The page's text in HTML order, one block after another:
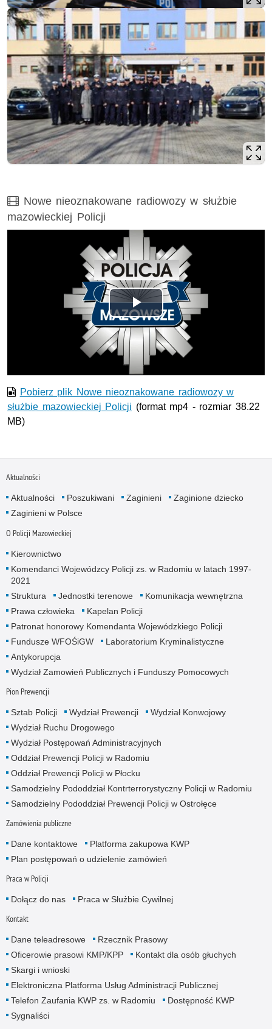
Film
Nowe nieoznakowane radiowozy w służbie
mazowieckiej Policji
Odtwórz
wideo
Pobierz plik Nowe nieoznakowane radiowozy w
służbie mazowieckiej Policji (format mp4 - rozmiar 38.22
MB)
Aktualności
Aktualności Poszukiwani Zaginieni
Zaginione dziecko
Zaginieni w Polsce
O Policji Mazowieckiej
Kierownictwo
Komendanci Wojewódzcy Policji zs. w Radomiu w latach 1997-
2021
Struktura
Jednostki terenowe
Komunikacja wewnętrzna
Prawa człowieka
Kapelan Policji
Patronat honorowy Komendanta Wojewódzkiego Policji
Fundusze WFOŚiGW
Laboratorium Kryminalistyczne
Antykorupcja
Wydział Zamowień Publicznych i Funduszy Pomocowych
Pion Prewencji
Sztab Policji Wydział Prewencji
Wydział Konwojowy
Wydział Ruchu Drogowego
Wydział Postępowań Administracyjnych
Oddział Prewencji Policji w Radomiu
Oddział Prewencji Policji w Płocku
Samodzielny Pododdział Kontrterrorystyczny Policji w Radomiu
Samodzielny Pododdział Prewencji Policji w Ostrołęce
Zamówienia publiczne
Dane kontaktowe
Platforma zakupowa KWP
Plan postępowań o udzielenie zamówień
Praca w Policji
Dołącz do nas Praca w Służbie Cywilnej
Kontakt
Dane teleadresowe
Rzecznik Prasowy
Oficerowie prasowi KMP/KPP
Kontakt dla osób głuchych
Skargi i wnioski
Elektroniczna Platforma Usług Administracji Publicznej
Telefon Zaufania KWP zs. w Radomiu
Dostępność KWP
Sygnaliści